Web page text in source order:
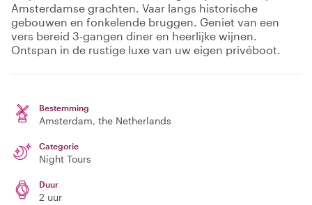
Amsterdamse grachten. Vaar langs historische
gebouwen en fonkelende bruggen. Geniet van een
vers bereid 3-gangen diner en heerlijke wijnen.
Ontspan in de rustige luxe van uw eigen privéboot.
Bestemming
Amsterdam, the Netherlands
Categorie
Night Tours
Duur
2 uur